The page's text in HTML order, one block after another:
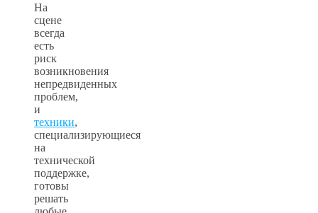
На
сцене
всегда
есть
риск
возникновения
непредвиденных
проблем,
и
техники,
специализирующиеся
на
технической
поддержке,
готовы
решать